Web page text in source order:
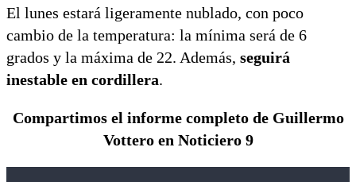
El lunes estará ligeramente nublado, con poco
cambio de la temperatura: la mínima será de 6
grados y la máxima de 22. Además, seguirá
inestable en cordillera.
Compartimos el informe completo de Guillermo
Vottero en Noticiero 9